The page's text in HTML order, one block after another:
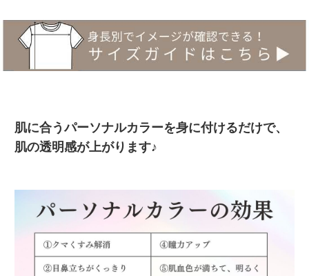
肌に合うパーソナルカラーを身に付けるだけで、
肌の透明感が上がります♪